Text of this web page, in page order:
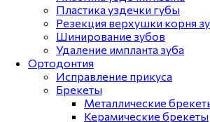
Пластика уздечки губы
Резекция верхушки корня
Шинирование зубов
Удаление импланта зуба
Ортодонтия
Исправление прикуса
Брекеты
Металлические
Керамические брекеты